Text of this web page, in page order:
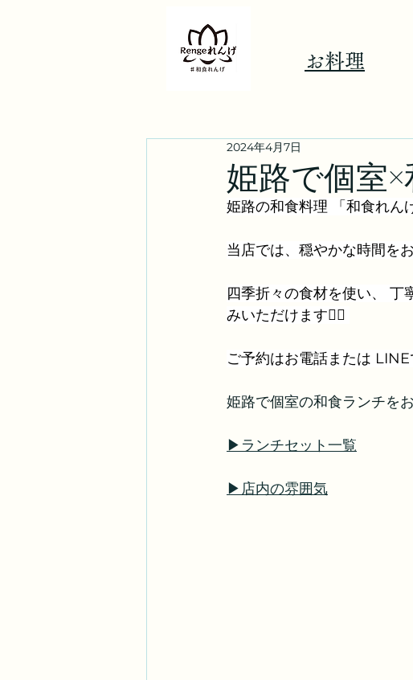
​お料理
姫路で個室
2024年4月7日
姫路の和食料理 「和食れん
当店では、穏やかな時間を
四季折々の食材を使い、 丁
みいただけます💁‍♂️
ご予約はお電話または
姫路で個室の和食ランチを
▶ランチセット一覧
▶店内の雰囲気